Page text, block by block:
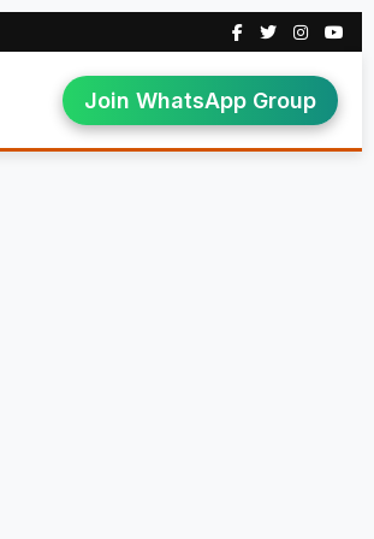
Join WhatsApp Group